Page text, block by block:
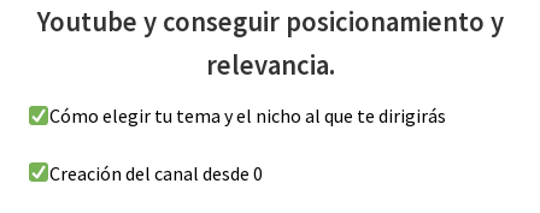
Youtube y conseguir posicionamiento y
relevancia.
Cómo elegir tu tema y el nicho al que te dirigirás
Creación del canal desde 0